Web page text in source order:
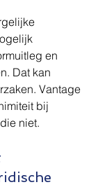
en
Dat kan
Vantage
bij
niet.